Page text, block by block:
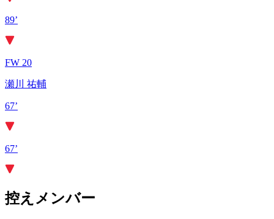
89’
FW 20
瀬川 祐輔
67’
67’
控えメンバー